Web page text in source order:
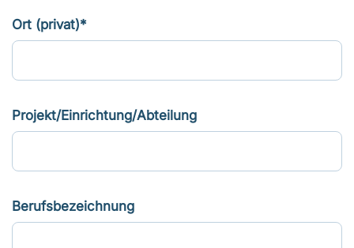
Ort (privat)*
Projekt/Einrichtung/Abteilung
Berufsbezeichnung